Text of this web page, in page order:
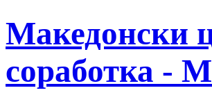
Македонски
соработка -